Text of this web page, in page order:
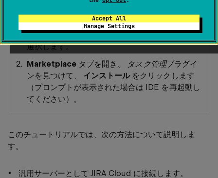
Accept All
Manage Settings
Ctrl Alt 0
S を押して設定を開き、プラグインを
選択します。
Marketplace タブを開き、 タスク管理プラグイ
ンを見つけて、 インストールをクリックします
（プロンプトが表示された場合は IDE を再起動し
てください）。
このチュートリアルでは、次の方法について説明しま
す。
汎用サーバーとして JIRA Cloud に接続します。